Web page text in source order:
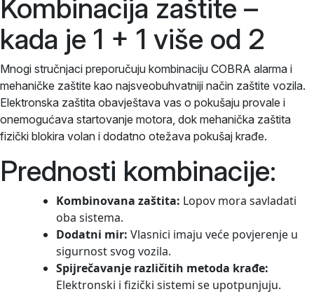
Kombinacija zaštite –
kada je 1 + 1 više od 2
Mnogi stručnjaci preporučuju kombinaciju COBRA alarma i
mehaničke zaštite kao najsveobuhvatniji način zaštite vozila.
Elektronska zaštita obavještava vas o pokušaju provale i
onemogućava startovanje motora, dok mehanička zaštita
fizički blokira volan i dodatno otežava pokušaj krađe.
Prednosti kombinacije:
Kombinovana zaštita: Lopov mora savladati
oba sistema.
Dodatni mir: Vlasnici imaju veće povjerenje u
sigurnost svog vozila.
Spijrečavanje različitih metoda krađe:
Elektronski i fizički sistemi se upotpunjuju.